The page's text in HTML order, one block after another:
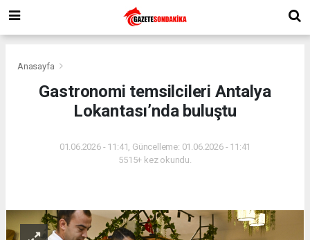
Anasayfa
Gastronomi temsilcileri Antalya
Lokantası’nda buluştu
01.06.2026 - 11:41, Güncelleme: 01.06.2026 - 11:41
5515+ kez okundu.